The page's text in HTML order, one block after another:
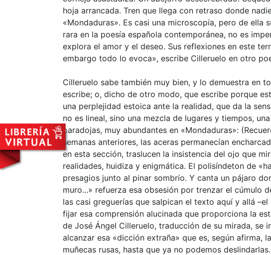
hoja arrancada. Tren que llega con retraso donde
«Mondaduras». Es casi una microscopía, pero de ella
rara en la poesía española contemporánea, no es
explora el amor y el deseo. Sus reflexiones en este
embargo todo lo evoca», escribe Cilleruelo en otro
Cilleruelo sabe también muy bien, y lo demuestra en
escribe; o, dicho de otro modo, que escribe porque
una perplejidad estoica ante la realidad, que da la
no es lineal, sino una mezcla de lugares y tiempos,
paradojas, muy abundantes en «Mondaduras»:
semanas anteriores, las aceras permanecían
en esta sección, traslucen la insistencia del ojo que
realidades, huidiza y enigmática. El polisíndeton de
presagios junto al pinar sombrío. Y canta un pájaro
muro...» refuerza esa obsesión por trenzar el cúmulo
las casi greguerías que salpican el texto aquí y allá
fijar esa comprensión alucinada que proporciona la
de José Ángel Cilleruelo, traducción de su mirada, se
alcanzar esa «dicción extraña» que es, según afirma,
muñecas rusas, hasta que ya no podemos